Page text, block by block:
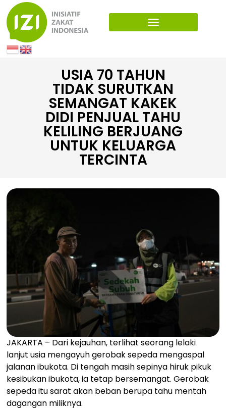
USIA 70 TAHUN
TIDAK SURUTKAN
SEMANGAT KAKEK
DIDI PENJUAL TAHU
KELILING BERJUANG
UNTUK KELUARGA
TERCINTA
JAKARTA – Dari kejauhan, terlihat seorang lelaki
lanjut usia mengayuh gerobak sepeda mengaspal
jalanan ibukota. Di tengah masih sepinya hiruk pikuk
kesibukan ibukota, ia tetap bersemangat. Gerobak
sepeda itu sarat akan beban berupa tahu mentah
dagangan miliknya.